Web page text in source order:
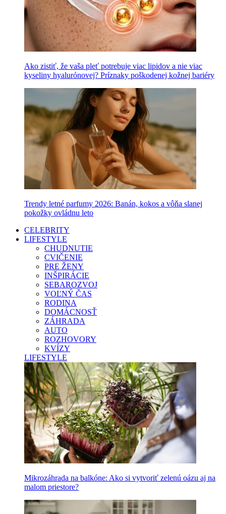
Ako zistiť, že vaša pleť potrebuje viac lipidov a nie viac
kyseliny hyalurónovej? Príznaky poškodenej kožnej bariéry
Trendy letné parfumy 2026: Banán, kokos a vôňa slanej
pokožky ovládnu leto
CELEBRITY
LIFESTYLE
CHUDNUTIE
CVIČENIE
PRE ŽENY
INŠPIRÁCIE
SEBAROZVOJ
VOĽNÝ ČAS
RODINA
DOMÁCNOSŤ
ZÁHRADA
AUTO
ROZHOVORY
KVÍZY
LIFESTYLE
Mikrozáhrada na balkóne: Ako si vytvoriť zelenú oázu aj na
malom priestore?